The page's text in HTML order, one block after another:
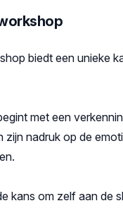
biedt een unieke
met een
zijn nadruk op de
kans om zelf aan de